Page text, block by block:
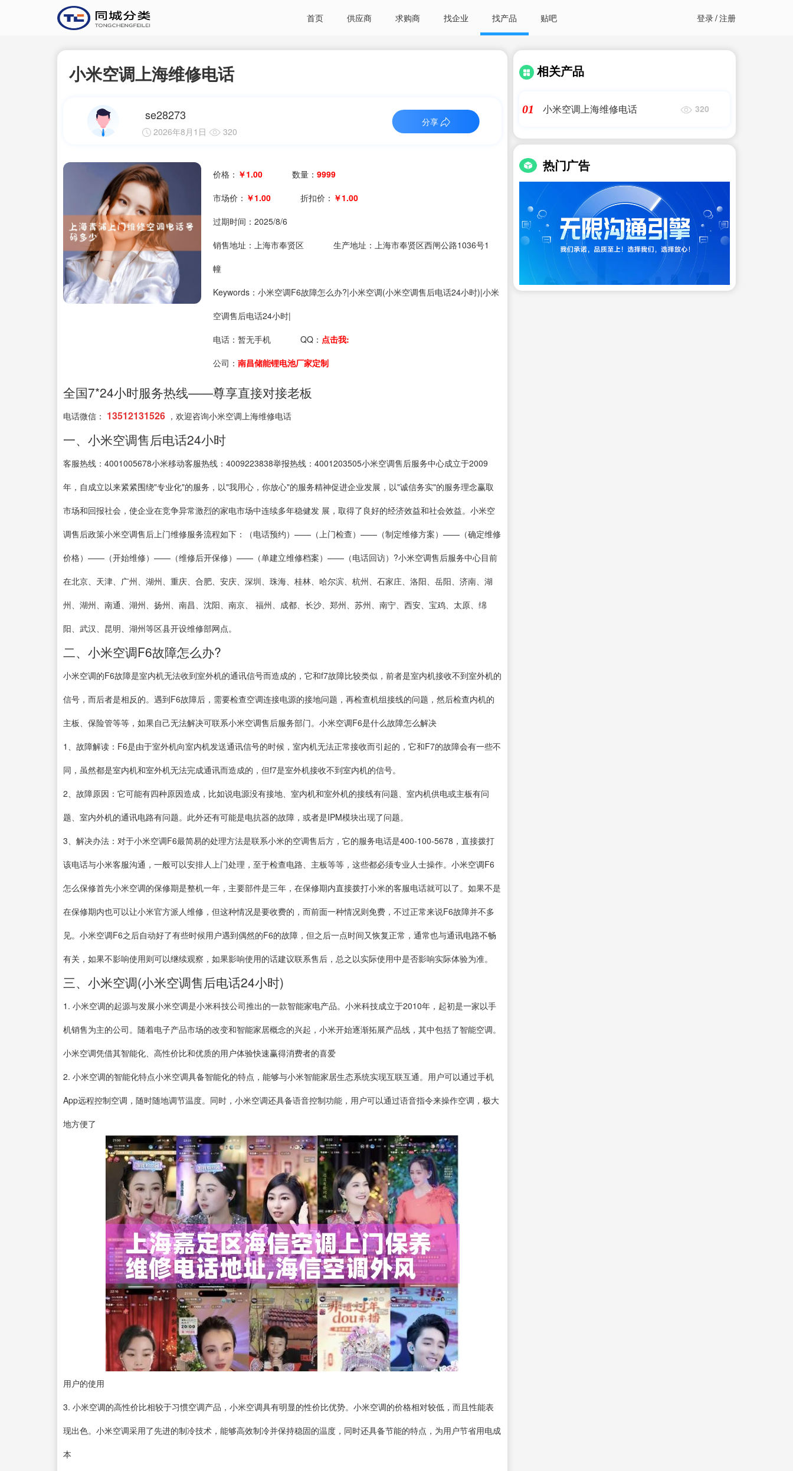
首页 供应商 求购商 找企业 找产品 贴吧 登录/注册
小米空调上海维修电话
se28273
2026年8月1日 320
分享
价格： ￥1.00 数量：9999
市场价： ￥1.00 折扣价： ￥1.00
过期时间：2025/8/6
销售地址：上海市奉贤区
生产地址：上海市奉贤区西闸公路1036号1
幢
Keywords：小米空调F6故障怎么办?|小米空调(小米空调售后电话24小时)|小米
空调售后电话24小时|
电话：暂无手机 QQ： 点击我:
公司：南昌储能锂电池厂家定制
全国7*24小时服务热线——尊享直接对接老板
电话微信： 13512131526 ，欢迎咨询小米空调上海维修电话
一、小米空调售后电话24小时
客服热线：4001005678小米移动客服热线：4009223838举报热线：4001203505小米空调售后服务中心成立于2009
年，自成立以来紧紧围绕"专业化"的服务，以"我用心，你放心"的服务精神促进企业发展，以"诚信务实"的服务理念赢取
市场和回报社会，使企业在竞争异常激烈的家电市场中连续多年稳健发 展，取得了良好的经济效益和社会效益。小米空
调售后政策小米空调售后上门维修服务流程如下：（电话预约）——（上门检查）——（制定维修方案）——（确定维修
价格）——（开始维修）——（维修后开保修）——（单建立维修档案）——（电话回访）?小米空调售后服务中心目前
在北京、天津、广州、湖州、重庆、合肥、安庆、深圳、珠海、桂林、哈尔滨、杭州、石家庄、洛阳、岳阳、济南、湖
州、湖州、南通、湖州、扬州、南昌、沈阳、南京、 福州、成都、长沙、郑州、苏州、南宁、西安、宝鸡、太原、绵
阳、武汉、昆明、湖州等区县开设维修部网点。
二、小米空调F6故障怎么办?
小米空调的F6故障是室内机无法收到室外机的通讯信号而造成的，它和f7故障比较类似，前者是室内机接收不到室外机的
信号，而后者是相反的。遇到F6故障后，需要检查空调连接电源的接地问题，再检查机组接线的问题，然后检查内机的
主板、保险管等等，如果自己无法解决可联系小米空调售后服务部门。小米空调F6是什么故障怎么解决
1、故障解读：F6是由于室外机向室内机发送通讯信号的时候，室内机无法正常接收而引起的，它和F7的故障会有一些不
同，虽然都是室内机和室外机无法完成通讯而造成的，但f7是室外机接收不到室内机的信号。
2、故障原因：它可能有四种原因造成，比如说电源没有接地、室内机和室外机的接线有问题、室内机供电或主板有问
题、室内外机的通讯电路有问题。此外还有可能是电抗器的故障，或者是IPM模块出现了问题。
3、解决办法：对于小米空调F6最简易的处理方法是联系小米的空调售后方，它的服务电话是400-100-5678，直接拨打
该电话与小米客服沟通，一般可以安排人上门处理，至于检查电路、主板等等，这些都必须专业人士操作。小米空调F6
怎么保修首先小米空调的保修期是整机一年，主要部件是三年，在保修期内直接拨打小米的客服电话就可以了。如果不是
在保修期内也可以让小米官方派人维修，但这种情况是要收费的，而前面一种情况则免费，不过正常来说F6故障并不多
见。小米空调F6之后自动好了有些时候用户遇到偶然的F6的故障，但之后一点时间又恢复正常，通常也与通讯电路不畅
有关，如果不影响使用则可以继续观察，如果影响使用的话建议联系售后，总之以实际使用中是否影响实际体验为准。
三、小米空调(小米空调售后电话24小时)
1. 小米空调的起源与发展小米空调是小米科技公司推出的一款智能家电产品。小米科技成立于2010年，起初是一家以手
机销售为主的公司。随着电子产品市场的改变和智能家居概念的兴起，小米开始逐渐拓展产品线，其中包括了智能空调。
小米空调凭借其智能化、高性价比和优质的用户体验快速赢得消费者的喜爱
2. 小米空调的智能化特点小米空调具备智能化的特点，能够与小米智能家居生态系统实现互联互通。用户可以通过手机
App远程控制空调，随时随地调节温度。同时，小米空调还具备语音控制功能，用户可以通过语音指令来操作空调，极大
地方便了
用户的使用
3. 小米空调的高性价比相较于习惯空调产品，小米空调具有明显的性价比优势。小米空调的价格相对较低，而且性能表
现出色。小米空调采用了先进的制冷技术，能够高效制冷并保持稳固的温度，同时还具备节能的特点，为用户节省用电成
本
相关产品
01 小米空调上海维修电话 320
热门广告